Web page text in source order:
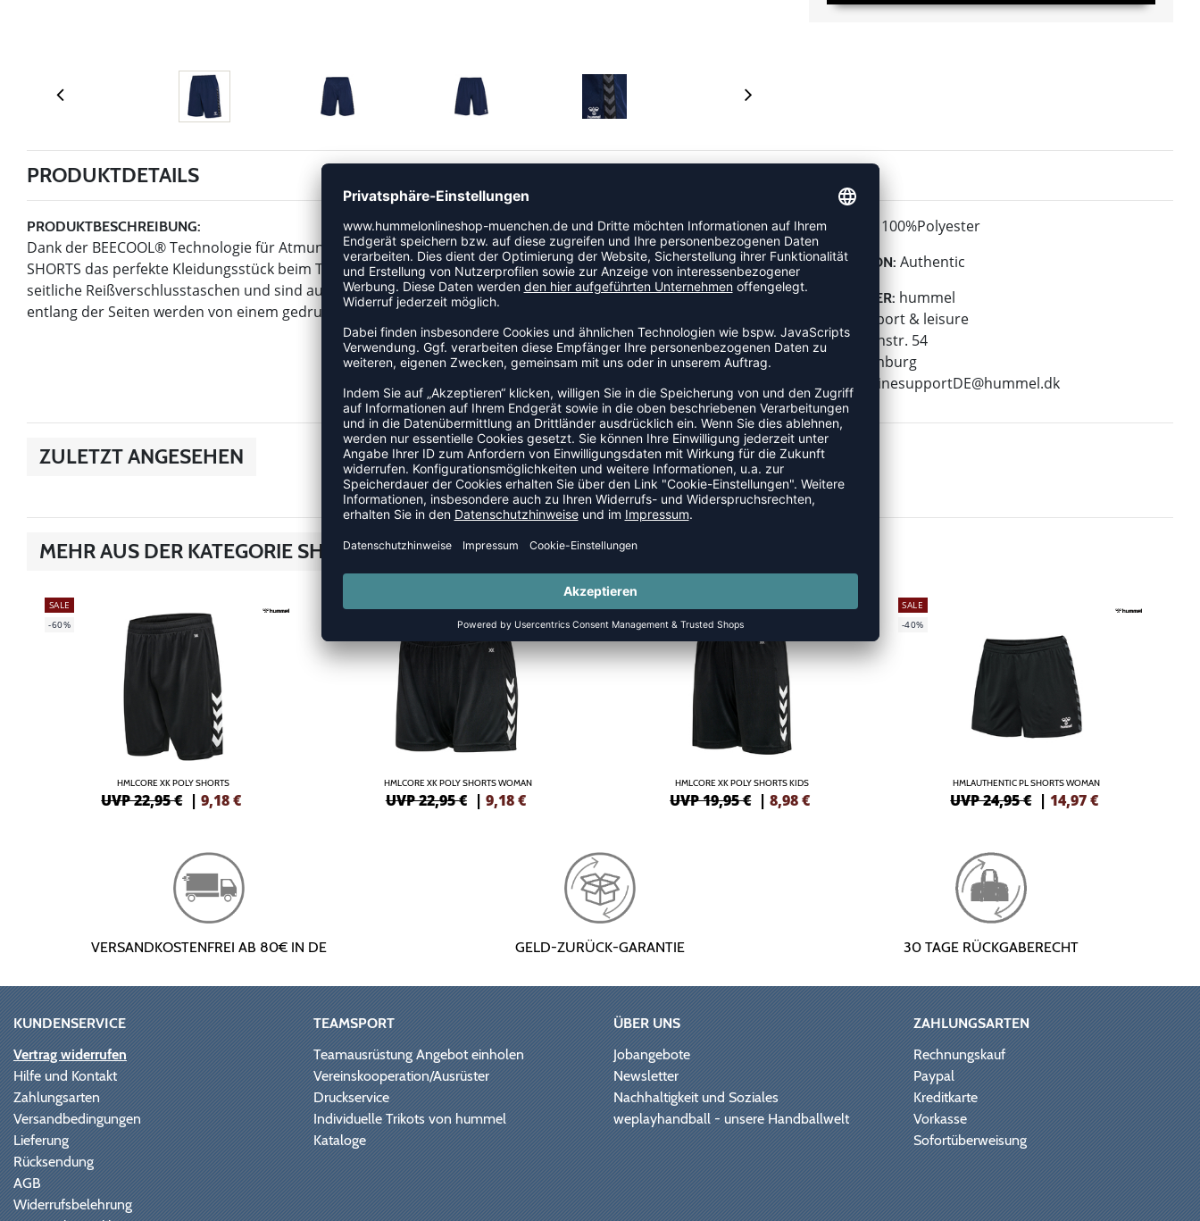
PRODUKTDETAILS
PRODUKTBESCHREIBUNG:
Dank der BEECOOL® Technologie für Atmungsaktivität und schnelle Trocknung sind die hmlAUTHENTIC WOVEN
SHORTS das perfekte Kleidungsstück beim Training. Sie verfügen über eine verstellbare Zugschnur im Bund,
seitliche Reißverschlusstaschen und sind aus dehnbarem Webstoff gefertigt. Die legendären hummel Winkel
entlang der Seiten werden von einem gedruckten Logo ergänzt.
MATERIAL: 100%Polyester
KOLLEKTION: Authentic
HERSTELLER: hummel
hummel sport & leisure
Leverkusenstr. 54
22761 Hamburg
E-Mail:
onlinesupportDE@hummel.dk
ZULETZT ANGESEHEN
MEHR AUS DER KATEGORIE SHORTS
SALE
-60%
HMLCORE XK POLY SHORTS
UVP 22,95 € |9,18€
SALE
HMLCORE XK POLY SHORTS WOMAN
UVP 22,95 € | 9,18€
-55%
HMLCORE XK POLY SHORTS KIDS
UVP 19,95 € |8,98€
SALE
-40%
HMLAUTHENTIC PL SHORTS WOMAN
UVP 24,95 € |14,97€
VERSANDKOSTENFREI AB 80€ IN DE GELD-ZURÜCK-GARANTIE 30 TAGE RÜCKGABERECHT
KUNDENSERVICE
Vertrag widerrufen
Hilfe und Kontakt
Zahlungsarten
Versandbedingungen
Lieferung
Rücksendung
AGB
Widerrufsbelehrung
TEAMSPORT
Teamausrüstung Angebot einholen
Vereinskooperation/Ausrüster
Druckservice
Individuelle Trikots von hummel
Kataloge
ÜBER UNS
Jobangebote
Newsletter
Nachhaltigkeit und Soziales
weplayhandball - unsere Handballwelt
ZAHLUNGSARTEN
Rechnungskauf
Paypal
Kreditkarte
Vorkasse
Sofortüberweisung